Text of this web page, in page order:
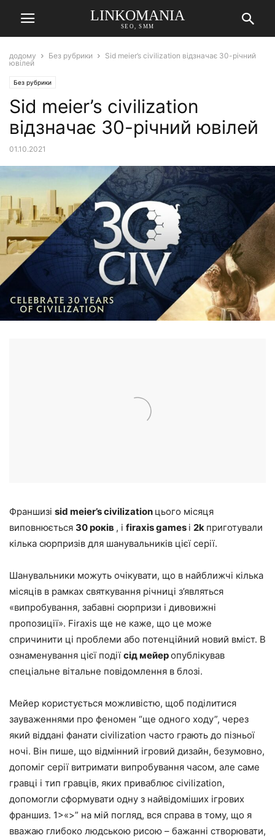
LINKOMANIA
SEO, SMM
додому Без рубрики
Sid meier’s civilization відзначає 30-річний
ювілей
Без рубрики
Sid meier’s civilization
відзначає 30-річний ювілей
01.10.2021
Франшизі sid meier’s civilization цього місяця
виповнюється 30 років , і firaxis games і 2k приготували
кілька сюрпризів для шанувальників цієї серії.
Шанувальники можуть очікувати, що в найближчі кілька
місяців в рамках святкування річниці з’являться
«випробування, забавні сюрпризи і дивовижні
пропозиції». Firaxis ще не каже, що це може
спричинити ці проблеми або потенційний новий вміст. В
ознаменування цієї події сід мейеропублікував
спеціальне вітальне повідомлення в блозі.
Мейер користується можливістю, щоб поділитися
зауваженнями про феномен “ще одного ходу”, через
який віддані фанати civilization часто грають до пізньої
ночі. Він пише, що відмінний ігровий дизайн, безумовно,
допоміг серії витримати випробування часом, але саме
гравці і тип гравців, яких приваблює civilization,
допомогли сформувати одну з найвідоміших ігрових
франшиз. 1>«>” на мій погляд, вся справа в тому, що я
вважаю глибоко людською рисою – бажанні створювати,